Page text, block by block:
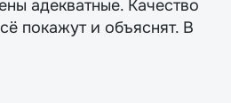
адекватные. Качество
покажут и объяснят. В